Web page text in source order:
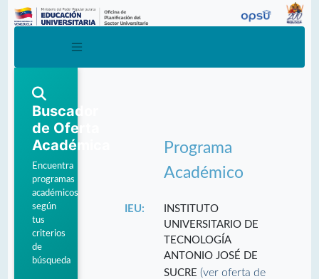
Buscador
de Oferta
Académica
Encuentra
programas
académicos
según
tus
criterios
de
búsqueda
Programa
Académico
IEU:
INSTITUTO
UNIVERSITARIO DE
TECNOLOGÍA
ANTONIO JOSÉ DE
SUCRE(ver oferta de